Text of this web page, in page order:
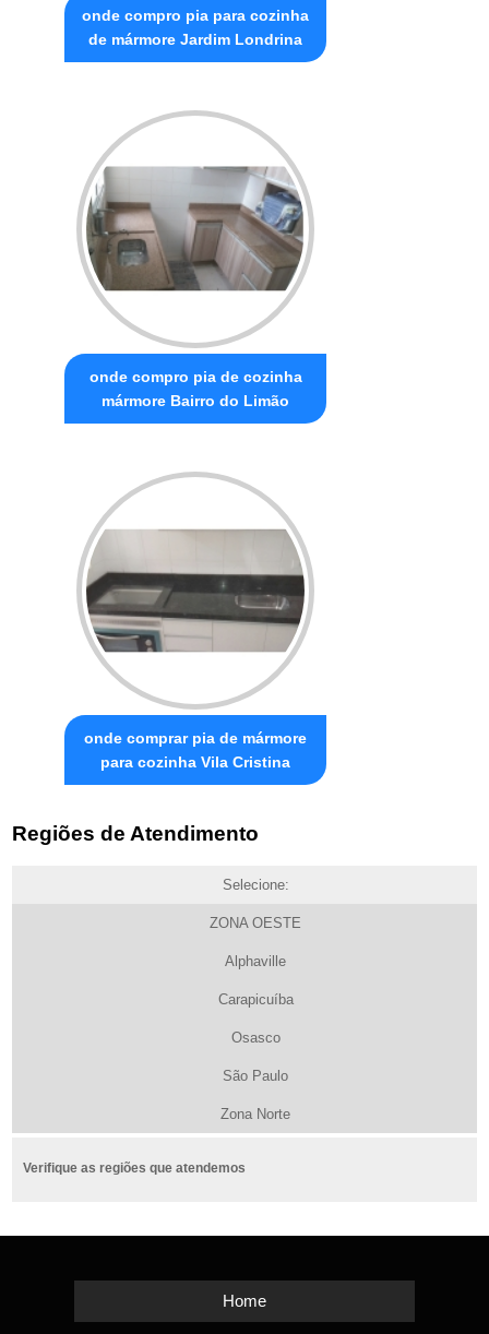
onde compro pia para cozinha
de mármore Jardim Londrina
onde compro pia de cozinha
mármore Bairro do Limão
onde comprar pia de mármore
para cozinha Vila Cristina
Regiões de Atendimento
Selecione:
ZONA OESTE
Alphaville
Carapicuíba
Osasco
São Paulo
Zona Norte
Verifique as regiões que atendemos
Home